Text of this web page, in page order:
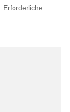
Erforderliche